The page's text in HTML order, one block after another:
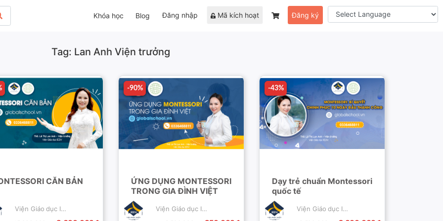
Khóa học Blog Đăng nhập Mã kích hoạt Đăng ký
Tag: Lan Anh Viện trưởng
CĂN BẢN
Viện Giáo dục IEDV
-90%
-90%
ỨNG DỤNG MONTESSORI
TRONG GIA ĐÌNH VIỆT
Viện Giáo dục IEDV
-43%
-43%
Dạy trẻ chuẩn Montessori
quốc tế
Viện Giáo dục IEDV